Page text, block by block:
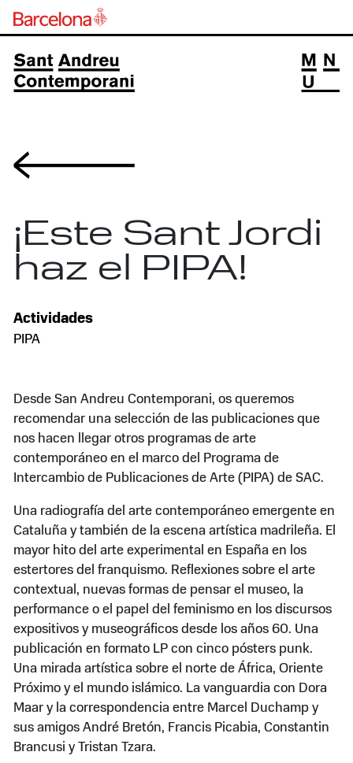
¡Este Sant Jordi
haz el PIPA!
Actividades
PIPA
Desde San Andreu Contemporani, os queremos
recomendar una selección de las publicaciones que
nos hacen llegar otros programas de arte
contemporáneo en el marco del Programa de
Intercambio de Publicaciones de Arte (PIPA) de SAC.
Una radiografía del arte contemporáneo emergente en
Cataluña y también de la escena artística madrileña. El
mayor hito del arte experimental en España en los
estertores del franquismo. Reflexiones sobre el arte
contextual, nuevas formas de pensar el museo, la
performance o el papel del feminismo en los discursos
expositivos y museográficos desde los años 60. Una
publicación en formato LP con cinco pósters punk.
Una mirada artística sobre el norte de África, Oriente
Próximo y el mundo islámico. La vanguardia con Dora
Maar y la correspondencia entre Marcel Duchamp y
sus amigos André Bretón, Francis Picabia, Constantin
Brancusi y Tristan Tzara.